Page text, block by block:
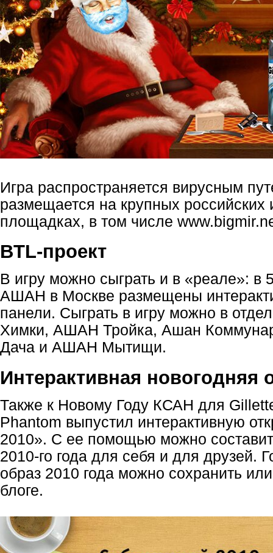
Игра распространяется вирусным
размещается на крупных российских
площадках, в том числе www
BTL-проект
В игру можно сыграть и в «реале»: в
АШАН в Москве размещены
панели. Сыграть в игру можно в
Химки, АШАН Тройка, Ашан
Дача и АШАН Мытищи.
Интерактивная новогодняя
Также к Новому Году КСАН для
Phantom выпустил интерактивную
2010». С ее помощью можно
2010-го года для себя и для друзей.
образ 2010 года можно сохранить
блоге.